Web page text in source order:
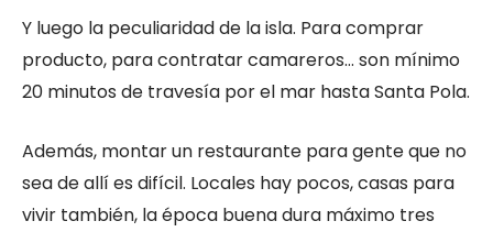
Y luego la peculiaridad de la isla. Para comprar
producto, para contratar camareros… son mínimo
20 minutos de travesía por el mar hasta Santa Pola.
Además, montar un restaurante para gente que no
sea de allí es difícil. Locales hay pocos, casas para
vivir también, la época buena dura máximo tres